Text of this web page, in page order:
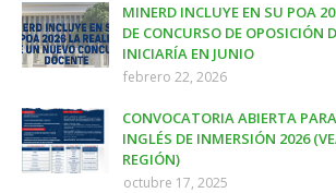
MINERD INCLUYE EN SU POA
DE CONCURSO DE OPOSICIÓN
INICIARÍA EN JUNIO
febrero 22, 2026
CONVOCATORIA ABIERTA
INGLÉS DE INMERSIÓN 2026
REGIÓN)
octubre 17, 2025